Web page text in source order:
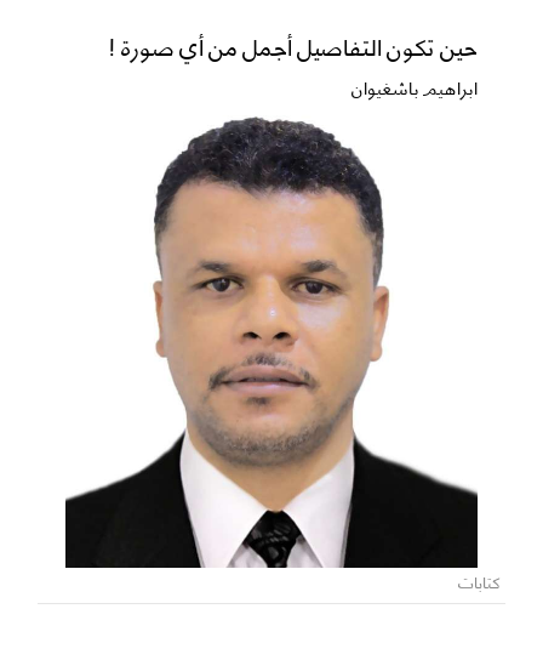
حين تكون التفاصيل أجمل من أي صورة !
ابراهيم باشغيوان
كتابات